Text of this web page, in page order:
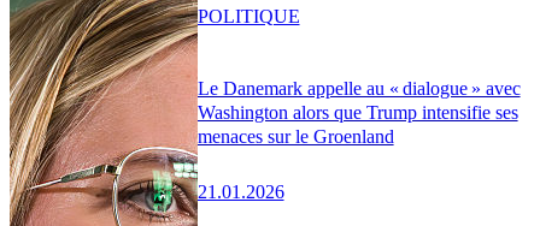
Le Danemark appelle au « dialogue » avec
Washington alors que Trump intensifie ses
menaces sur le Groenland
21.01.2026
POLITIQUE